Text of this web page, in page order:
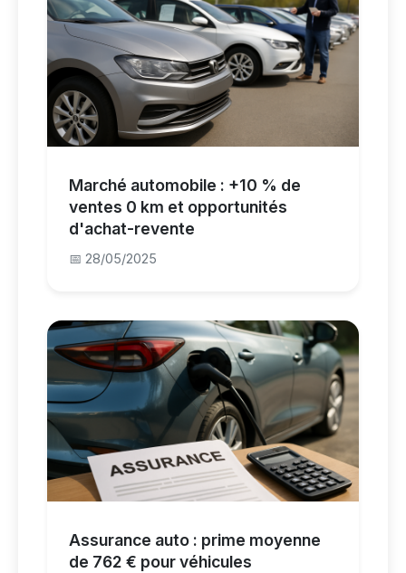
Marché automobile : +10 % de
ventes 0 km et opportunités
d'achat-revente
📅 28/05/2025
Assurance auto : prime moyenne
de 762 € pour véhicules